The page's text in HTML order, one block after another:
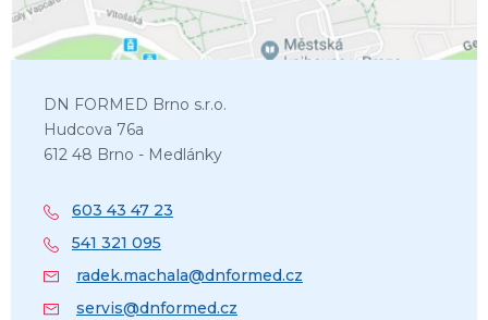
DN FORMED Brno s.r.o.
Hudcova 76a
612 48 Brno - Medlánky
603 43 47 23
541 321 095
radek.machala@dnformed.cz
servis@dnformed.cz